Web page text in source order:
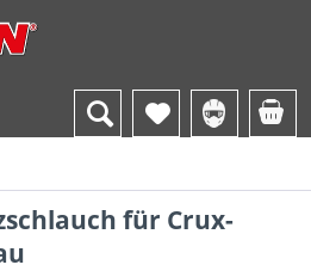
für Crux-